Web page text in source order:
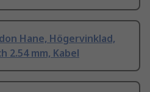
Hane, Högervinklad,
2.54 mm, Kabel